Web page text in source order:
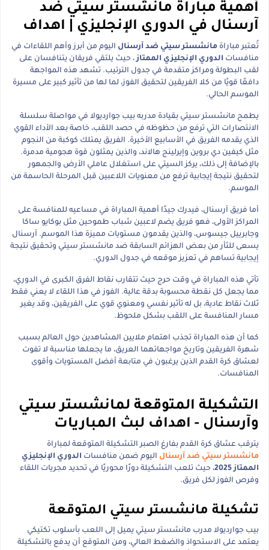
أهمية مباراة مانشستر سيتي ضد
آرسنال في الدوري الإنجليزي | اهداف
تُعتبر مباراة مانشستر سيتي ضد آرسنال اليوم من أبرز وأهم اللقاءات في
منافسات الدوري الإنجليزي الممتاز، حيث يلتقي فريقان يتنافسان على
لقب البطولة ومراكز متقدمة في جدول الترتيب. تشهد هذه المواجهة
دافعًا قويًا من كلا الفريقين لتحقيق الفوز، لما لها من تأثير كبير على مسيرة
الموسم الحالي.
يطمح مانشستر سيتي بقيادة مدربه بيب جوارديولا في مواصلة سلسلة
الانتصارات التي ترفع من حظوظه في حصد اللقب، خاصة بعد الأداء القوي
الذي يقدمه الفريق في الأسابيع الأخيرة. الفريق يمتلك كوكبة من النجوم
مثل كيفين دي بروين وإيرلينج هالاند، والذين يمثلون قوة هجومية مدمرة.
بالإضافة إلى ذلك، يركز السيتي على استغلال عاملي الأرض والجمهور
لتحقيق نتيجة إيجابية ترفع من معنويات اللاعبين قبل المرحلة الحاسمة من
الموسم.
أما فريق آرسنال، فيدرك جيدًا أهمية المباراة في مساعيه للمنافسة على
المراكز الأولى، فهو فريق يضم لاعبين شباب طموحين مثل بوكايو ساكا
وجابرييل جيسوس، والذين يقدمون مستويات مميزة هذا الموسم. آرسنال
يسعى للثأر من بعض الهزائم السابقة ضد مانشستر سيتي وتحقيق نتيجة
إيجابية تساهم في تعزيز موقعه في جدول الدوري.
تأتي هذه المباراة في وقت حرج حيث تتقارب نقاط الفرق الكبرى في الدوري،
مما يجعل كل نقطة محسوبة بدقة عالية. الفوز في هذا اللقاء لا يعني فقط
ثلاث نقاط عادية، بل له تأثير نفسي ومعنوي قوي على الفريقين، وقد يغير
مسار المنافسة على اللقب بشكل ملحوظ.
كما أن هذه المباراة تجذب اهتمام ملايين المشاهدين حول العالم بسبب
شهرة الفريقين وتاريخ مواجهاتهما العريق، ما يجعلها مناسبة لا تفوت
لعشاق كرة القدم الذين يرغبون في متابعة أفضل المستويات وأقوى
المنافسات.
التشكيلة المتوقعة لمانشستر سيتي
وآرسنال - اهداف لبث المباريات
يترقب عشاق كرة القدم بفارغ الصبر التشكيلة المتوقعة لمباراة
مانشستر سيتي ضد آرسنال اليوم ضمن منافسات الدوري الإنجليزي
الممتاز 2025
، حيث تلعب التشكيلة دورًا محوريًا في تحديد مجريات اللقاء
وفرص الفوز لكل فريق.
تشكيلة مانشستر سيتي المتوقعة
بيب جوارديولا مدرب مانشستر سيتي يميل إلى اللعب بأسلوب تكتيكي
يعتمد على الاستحواذ والضغط العالي، ومن المتوقع أن يدفع بالتشكيلة